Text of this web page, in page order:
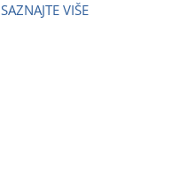
SAZNAJTE VIŠE